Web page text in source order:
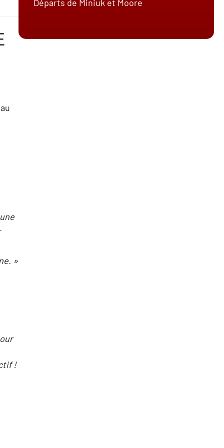
»
!
Départs de Miniuk et Moore